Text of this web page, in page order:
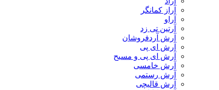
آراز کمانگر
آرتین تی زد
آرش آردفروشان
آرش ای پی
آرش ای پی و مسیح
آرش خامسی
آرش رستمی
آرش قالیچی